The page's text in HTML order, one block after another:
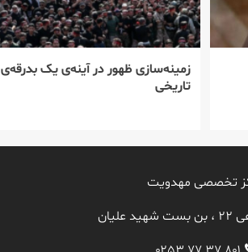
زمینه‌سازی ظهور در آینه‌ی یک بدرقه‌ی
تاریخی
تخصصی مهدویت